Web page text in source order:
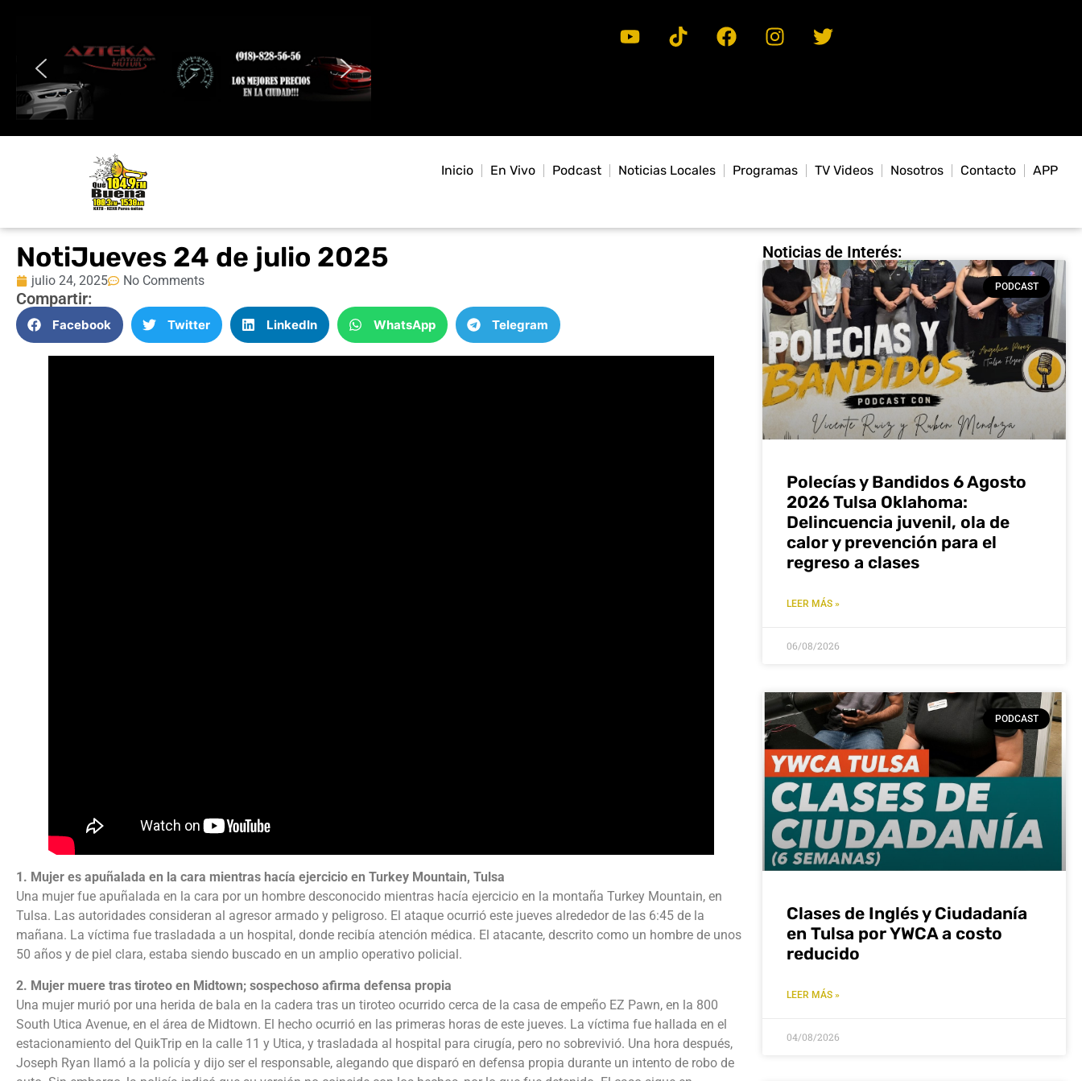
Inicio En Vivo Podcast Noticias Locales Programas TV Videos Nosotros Contacto APP
NotiJueves 24 de julio 2025
julio 24, 2025 No Comments
Compartir:
Facebook Twitter LinkedIn WhatsApp Telegram
1. Mujer es apuñalada en la cara mientras hacía ejercicio en Turkey Mountain, Tulsa
Una mujer fue apuñalada en la cara por un hombre desconocido mientras hacía ejercicio en la montaña Turkey Mountain, en
Tulsa. Las autoridades consideran al agresor armado y peligroso. El ataque ocurrió este jueves alrededor de las 6:45 de la
mañana. La víctima fue trasladada a un hospital, donde recibía atención médica. El atacante, descrito como un hombre de unos
50 años y de piel clara, estaba siendo buscado en un amplio operativo policial.
2. Mujer muere tras tiroteo en Midtown; sospechoso afirma defensa propia
Una mujer murió por una herida de bala en la cadera tras un tiroteo ocurrido cerca de la casa de empeño EZ Pawn, en la 800
South Utica Avenue, en el área de Midtown. El hecho ocurrió en las primeras horas de este jueves. La víctima fue hallada en el
estacionamiento del QuikTrip en la calle 11 y Utica, y trasladada al hospital para cirugía, pero no sobrevivió. Una hora después,
Joseph Ryan llamó a la policía y dijo ser el responsable, alegando que disparó en defensa propia durante un intento de robo de
Noticias de Interés:
PODCAST
Polecías y Bandidos 6 Agosto
2026 Tulsa Oklahoma:
Delincuencia juvenil, ola de
calor y prevención para el
regreso a clases
LEER MÁS »
06/08/2026
PODCAST
Clases de Inglés y Ciudadanía
en Tulsa por YWCA a costo
reducido
LEER MÁS »
04/08/2026